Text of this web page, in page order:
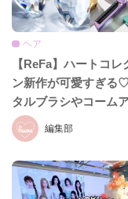
編集部
ヘア
【ReFa】ハートコレ
ン新作が可愛すぎる
タルブラシやコーム
ン、ハートドライヤー
アイテムが続々登場！